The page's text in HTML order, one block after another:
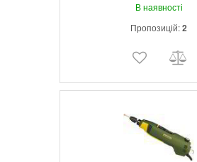
В наявності
Пропозицій:2